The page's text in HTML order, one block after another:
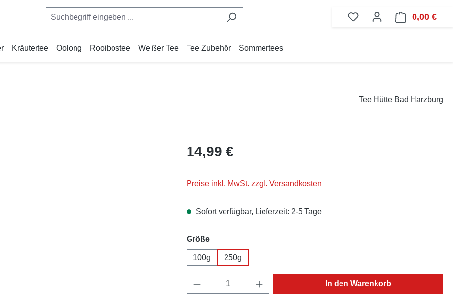
0,00 €
Kräutertee Oolong Rooibostee Weißer Tee Tee Zubehör Sommertees
Tee Hütte Bad Harzburg
Regulärer Preis:
14,99 €
Preise inkl. MwSt. zzgl. Versandkosten
Sofort verfügbar, Lieferzeit: 2-5 Tage
Größeauswählen
100g 250g
Produkt Anzahl: Gib den gewünschten Wert ein
In den Warenkorb